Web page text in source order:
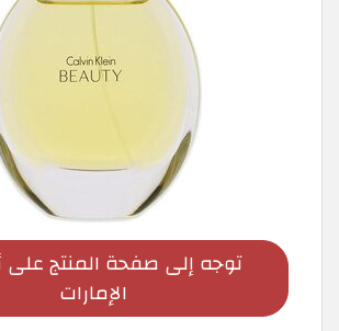
توجه إلى صفحة المنتج على
الإمارات